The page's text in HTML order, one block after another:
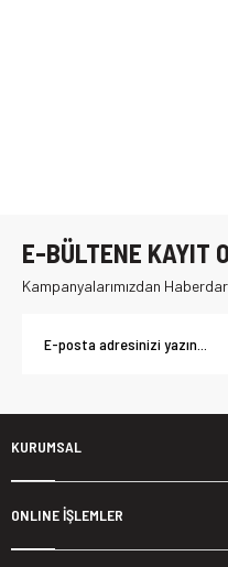
E-BÜLTENE KAYIT
Kampanyalarımızdan
KURUMSAL
ONLINE İŞLEMLER